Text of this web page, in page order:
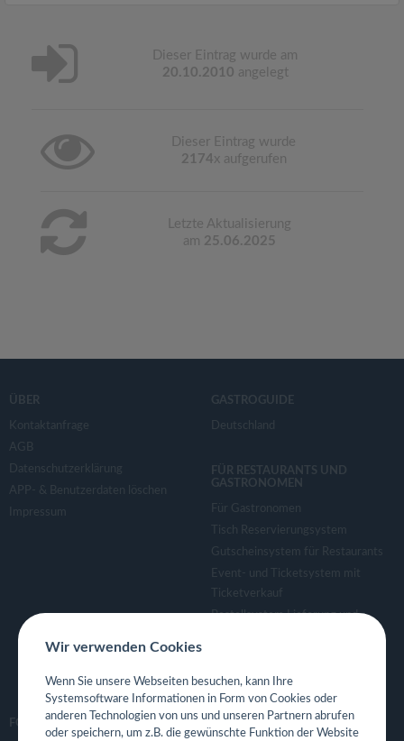
Dieser Eintrag wurde am
20.10.2010 angelegt
Dieser Eintrag wurde
2174x aufgerufen
Letzte Aktualisierung
am 25.06.2025
ÜBER
Kontaktanfrage
AGB
Datenschutzerklärung
APP- & Benutzerdaten löschen
Impressum
GASTROGUIDE
Deutschland
FÜR RESTAURANTS UND
GASTRONOMEN
Für Gastronomen
Tisch Reservierungsystem
Gutscheinsystem für Restaurants
Event- und Ticketsystem mit
Ticketverkauf
Bestellsystem Lieferung und
Eigene App für Restaurant
FOLGE UNS
Wir verwenden Cookies
Wenn Sie unsere Webseiten besuchen, kann Ihre
Systemsoftware Informationen in Form von Cookies oder
anderen Technologien von uns und unseren Partnern abrufen
oder speichern, um z.B. die gewünschte Funktion der Website